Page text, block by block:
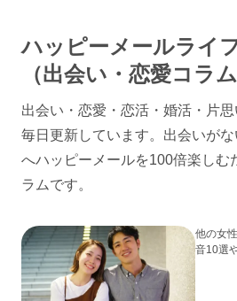
ハッピーメールライ
（出会い・恋愛コラム
出会い・恋愛・恋活・婚活・片
毎日更新しています。出会いが
へハッピーメールを100倍楽しむ
ラムです。
他の女
音10選